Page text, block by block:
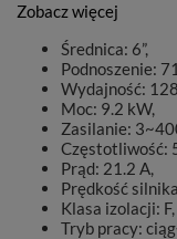
Zobacz więcej
Średnica: 6”,
Podnoszenie:
Wydajność:
Moc: 9.2 kW,
Zasilanie:
Częstotliwość:
Prąd: 21.2 A,
Prędkość
Klasa izolacji: F,
Tryb pracy: